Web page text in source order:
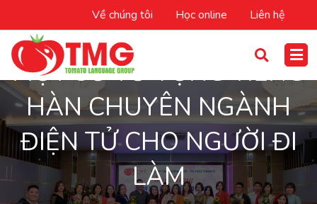
Về chúng tôi Học online Liên hệ
MỘT SỐ TỪ VỰNG TIẾNG
HÀN CHUYÊN NGÀNH
ĐIỆN TỬ CHO NGƯỜI ĐI
LÀM